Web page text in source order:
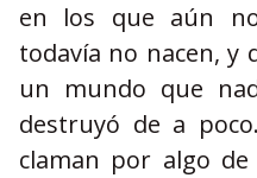
en los que aún
todavía no nacen, y
un mundo que
destruyó de a
claman por algo